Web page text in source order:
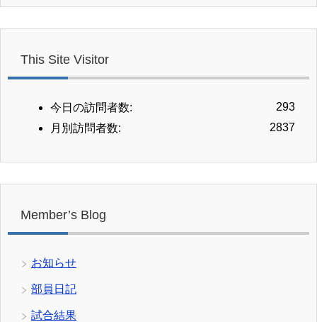
This Site Visitor
293
今日の訪問者数:
2837
月別訪問者数:
Member’s Blog
お知らせ
部員日記
試合結果